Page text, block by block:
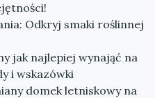
Odkryj smaki roślinnej
jak najlepiej wynająć na
i wskazówki
domek letniskowy na